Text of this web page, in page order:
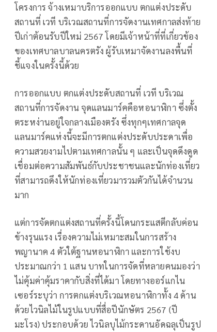
โครงการ จ้างเหมาบริการออกแบบ ตกแต่งประดับ
สถานที่ เวที บริเวณสถานที่การจัดงานเทศกาลส่งท้าย
ปีเก่าต้อนรับปีใหม่ 2567 โดยมีเจ้าหน้าที่ที่เกี่ยวข้อง
ของเทศบาลบาลนครตรัง ผู้รับเหมาจัดงานลงพื้นที่
ชี้แจงในครั้งนี้ด้วย
การออกแบบ ตกแต่งประดับสถานที่ เวที บริเวณ
สถานที่การจัดงาน จุดแลนมาร์คคือหอนาฬิกา ซึ่งตั้ง
ตระหง่านอยู่ใจกลางเมืองตรัง ซึ่งทุกๆเทศกาลจุด
แลนมาร์คแห่งนี้จะมีการตกแต่งประดับประดาเพื่อ
ความสวยงามไปตามเทศกาลนั้น ๆ และเป็นจุดดึงดูด
เชื่อมต่อความสัมพันธ์กับประชาชนและนักท่องเที่ยว
ที่สามารถดึงให้นักท่องเที่ยวมารวมตัวกันได้จำนวน
มาก
แต่การจัดตกแต่งสถานที่ครั้งนี้โดนกระแสตีกลับค่อน
ข้างรุนแรง เรื่องความไม่เหมาะสมในการสร้าง
พญานาค 4 ตัวใต้ฐานหอนาฬิกา และการใช้งบ
ประมาณกว่า 1 แสน บาทในการจัดที่หลายคนมองว่า
ไม่คุ้มค่าคุ้มราคากับสิ่งที่ได้มา โดยทางออร์แกไน
เซอร์ระบุว่า การตกแต่งบริเวณหอนาฬิกาทั้ง 4 ด้าน
ด้วยไวนิลไม้ในรูปแบบที่สื่อปีนักษัตร 2567 (ปี
มะโรง) ประกอบด้วย ไวนิลบุไม้กระดานอัดฉลุเป็นรูป